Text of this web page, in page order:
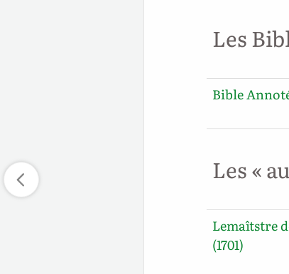
Les
Bible
Les «
Lemaîtstre
(1701)